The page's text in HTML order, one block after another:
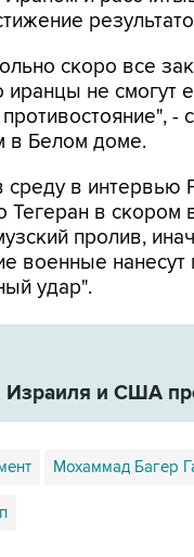
скоро все
иранцы не смогут
-
в Белом доме.
в интервью
Тегеран в скором
пролив,
военные нанесут
удар".
Израиля и США
Мохаммад Багер